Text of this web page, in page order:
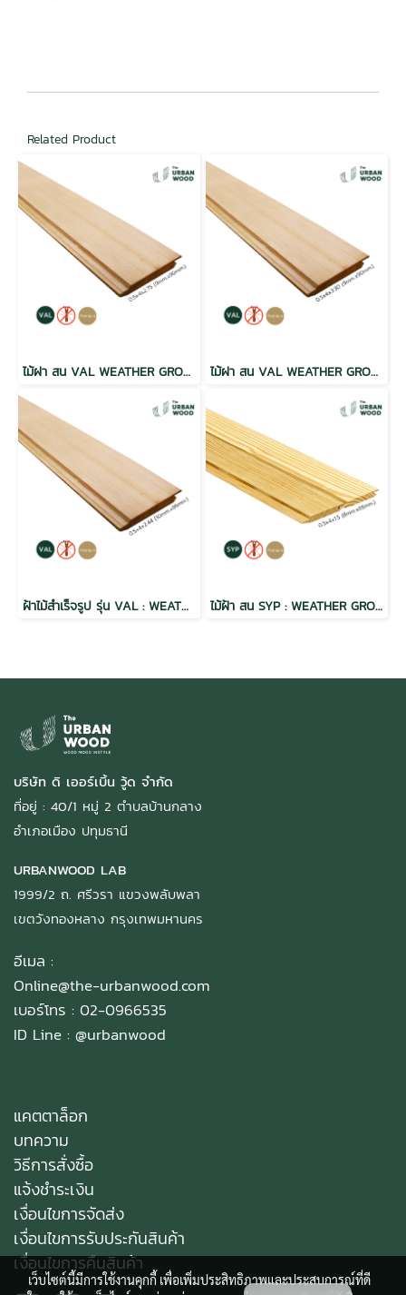
Related Product
ไม้ฝา สน VAL WEATHER GROOVE ฝาร่องวี อบ กันปลวก H3.2 เกรดพรีเมี่ยม 0.5x4x2.75 (9mm.x90mm.) ไม้ฝา สน VAL WEATHER GROOVE ฝาร่องวี อบ กันปลวก H3.2 เกรดพรีเมี่ยม 0.5x4x3.30 (9mm.x90mm.)
ฝ้าไม้สำเร็จรูป รุ่น VAL : WEATHER GROOVE ผิวแบบเรียบ Natural ขนาด 1/2" x4" สีธรรมชาติ ไม้ฝ้า สน SYP : WEATHER GROOVE ฝาร่องวี อบ กันปลวก H3.2 เกรดพรีเมี่ยม
บริษัท ดิ เออร์เบิ้น วู้ด จำกัด
ที่อยู่ : 40/1 หมู่ 2 ตำบลบ้านกลาง
อำเภอเมือง ปทุมธานี
URBANWOOD LAB
1999/2 ถ. ศรีวรา แขวงพลับพลา
เขตวังทองหลาง กรุงเทพมหานคร
อีเมล :
Online@the-urbanwood.com
เบอร์โทร : 02-0966535
ID Line : @urbanwood
แคตตาล็อก
บทความ
วิธีการสั่งซื้อ
แจ้งชำระเงิน
เงื่อนไขการจัดส่ง
เงื่อนไขการรับประกันสินค้า
เงื่อนไขการคืนสินค้า
เว็บไซต์นี้มีการใช้งานคุกกี้ เพื่อเพิ่มประสิทธิภาพและประสบการณ์ที่ดี